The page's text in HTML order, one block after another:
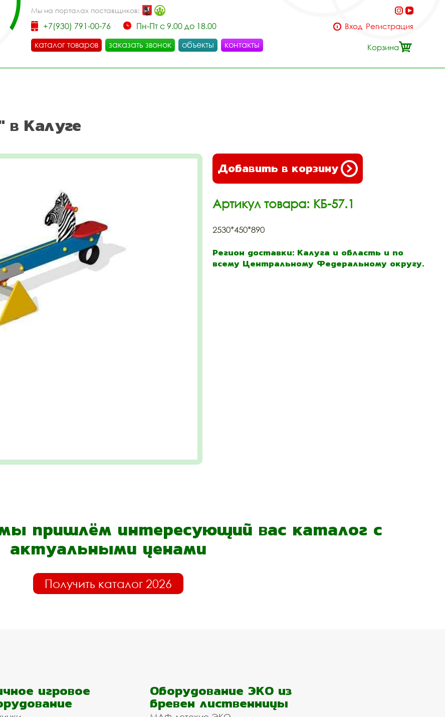
Мы на порталах поставщиков:
+7(930) 791-00-76
Пн-Пт с 9.00 до 18.00
каталог товаров
заказать звонок объекты контакты
Вход Регистрация
Корзина
в Калуге
Добавить в корзину
Артикул товара: КБ-57.1
2530*450*890
Регион доставки: Калуга и область и по
всему Центральному Федеральному округу.
пришлём интересующий вас каталог с
актуальными ценами
Получить каталог 2026
игровое Оборудование ЭКО из
бревен лиственницы